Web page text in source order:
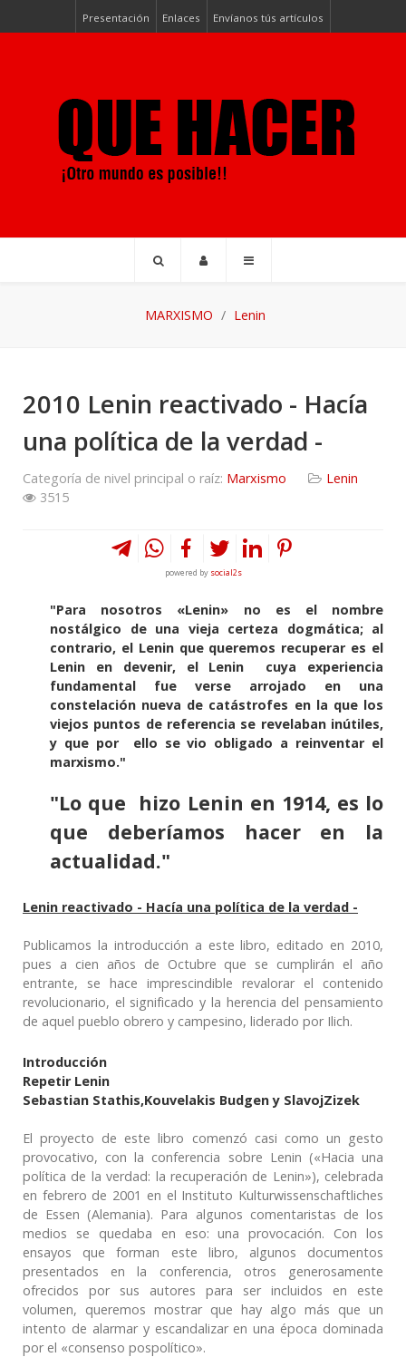
Presentación Enlaces Envíanos tús artículos
MARXISMO Lenin
2010 Lenin reactivado - Hacía
una política de la verdad -
Categoría de nivel principal o raíz: Marxismo
Lenin
3515
powered by social2s
"Para nosotros «Lenin» no es el nombre
nostálgico de una vieja certeza dogmática; al
contrario, el Lenin que queremos recuperar es el
Lenin en devenir, el Lenin cuya experiencia
fundamental fue verse arrojado en una
constelación nueva de catástrofes en la que los
viejos puntos de referencia se revelaban inútiles,
y que por ello se vio obligado a reinventar el
marxismo."
"Lo que hizo Lenin en 1914, es lo
que deberíamos hacer en la
actualidad."
Lenin reactivado - Hacía una política de la verdad -
Publicamos la introducción a este libro, editado en 2010,
pues a cien años de Octubre que se cumplirán el año
entrante, se hace imprescindible revalorar el contenido
revolucionario, el significado y la herencia del pensamiento
de aquel pueblo obrero y campesino, liderado por Ilich.
Introducción
Repetir Lenin
Sebastian Stathis,Kouvelakis Budgen y SlavojZizek
El proyecto de este libro comenzó casi como un gesto
provocativo, con la conferencia sobre Lenin («Hacia una
política de la verdad: la recuperación de Lenin»), celebrada
en febrero de 2001 en el Instituto Kulturwissenschaftliches
de Essen (Alemania). Para algunos comentaristas de los
medios se quedaba en eso: una provocación. Con los
ensayos que forman este libro, algunos documentos
presentados en la conferencia, otros generosamente
ofrecidos por sus autores para ser incluidos en este
volumen, queremos mostrar que hay algo más que un
intento de alarmar y escandalizar en una época dominada
por el «consenso pospolítico».